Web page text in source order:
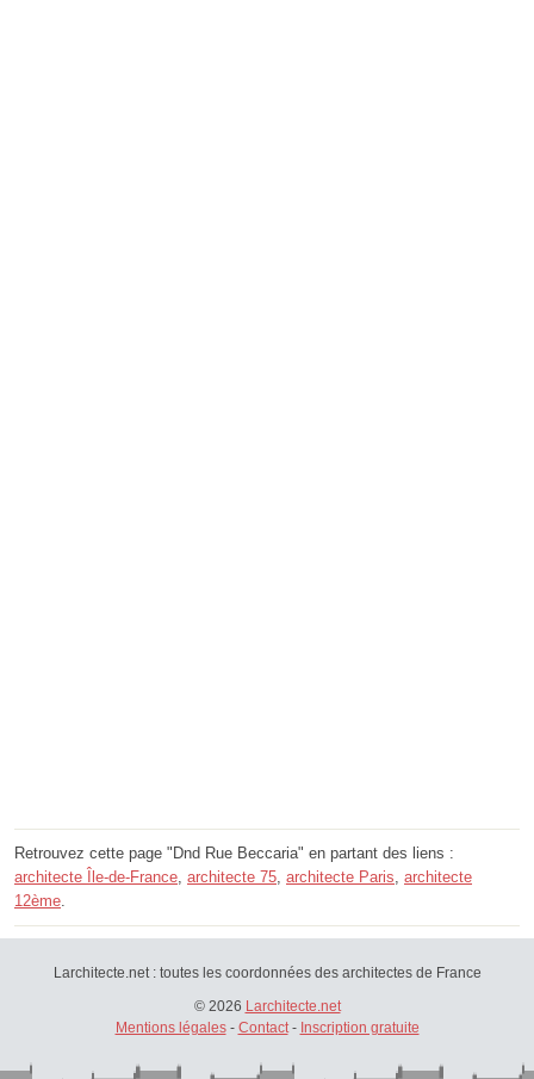
Retrouvez cette page "Dnd Rue Beccaria" en partant des liens :
architecte Île-de-France architecte 75 architecte Paris architecte
12ème
Larchitecte.net : toutes les coordonnées des architectes de France
© 2026 Larchitecte.net
Mentions légales- Contact- Inscription gratuite